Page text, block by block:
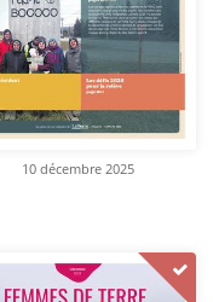
10 décembre 2025